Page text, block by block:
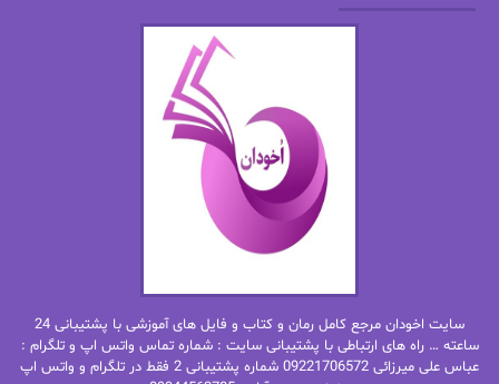
امیر فرهی
باران
بهار سلطانی
بهاره شیرازی
بهاره.م
بیتا فرخی
پاتریشیا ویلسون پرتو فرهمند
سایت اخودان مرجع کامل رمان و کتاب و فایل های آموزشی با پشتیبانی 24
ساعته … راه های ارتباطی با پشتیبانی سایت : شماره تماس واتس اپ و تلگرام :
عباس علی میرزائی 09221706572 شماره پشتیبانی 2 فقط در تلگرام و واتس اپ